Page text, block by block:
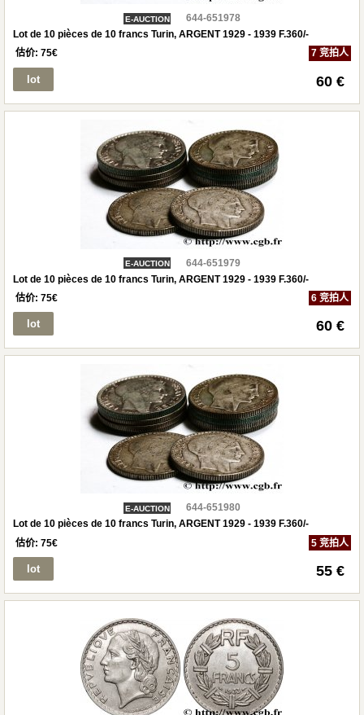
E-AUCTION
644-651978
Lot de 10 pièces de 10 francs Turin, ARGENT 1929 - 1939 F.360/-
估价: 75€ 7 竞拍人
lot 60 €
E-AUCTION
644-651979
Lot de 10 pièces de 10 francs Turin, ARGENT 1929 - 1939 F.360/-
估价: 75€ 6 竞拍人
lot 60 €
E-AUCTION
644-651980
Lot de 10 pièces de 10 francs Turin, ARGENT 1929 - 1939 F.360/-
估价: 75€ 5 竞拍人
lot 55 €